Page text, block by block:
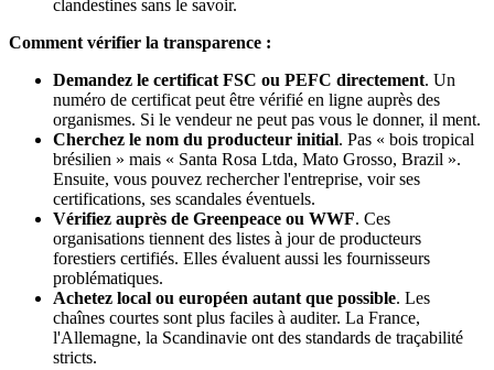
clandestines sans le savoir.
Comment vérifier la transparence :
Demandez le certificat FSC ou PEFC directement. Un
numéro de certificat peut être vérifié en ligne auprès des
organismes. Si le vendeur ne peut pas vous le donner, il ment.
Cherchez le nom du producteur initial. Pas « bois tropical
brésilien » mais « Santa Rosa Ltda, Mato Grosso, Brazil ».
Ensuite, vous pouvez rechercher l'entreprise, voir ses
certifications, ses scandales éventuels.
Vérifiez auprès de Greenpeace ou WWF. Ces
organisations tiennent des listes à jour de producteurs
forestiers certifiés. Elles évaluent aussi les fournisseurs
problématiques.
Achetez local ou européen autant que possible. Les
chaînes courtes sont plus faciles à auditer. La France,
l'Allemagne, la Scandinavie ont des standards de traçabilité
stricts.